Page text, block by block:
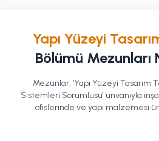
Yapı Yüzeyi
Bölümü Mezunları
Mezunlar, 'Yapı Yüzeyi Tasarım
Sistemleri Sorumlusu' unvanıyla
ofislerinde ve yapı malzemesi